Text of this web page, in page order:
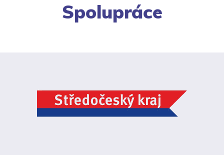
Spolupráce